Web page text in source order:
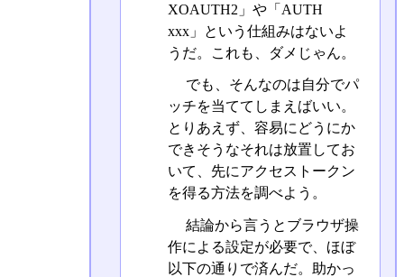
XOAUTH2」や「AUTH
xxx」という仕組みはないよ
うだ。これも、ダメじゃん。
でも、そんなのは自分でパ
ッチを当ててしまえばいい。
とりあえず、容易にどうにか
できそうなそれは放置してお
いて、先にアクセストークン
を得る方法を調べよう。
結論から言うとブラウザ操
作による設定が必要で、ほぼ
以下の通りで済んだ。助かっ